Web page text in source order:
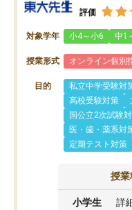
評価
対象学年 小4～小6 中1
授業形式 オンライン個別
目的 私立中学受験対
高校受験対策
国公立2次試験
医・歯・薬系対
定期テスト対策
授業
小学生 詳